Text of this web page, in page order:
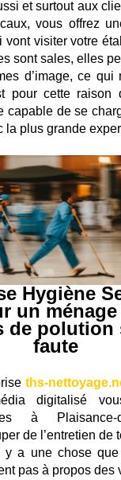
et surtout aux
vous offrez
vont visiter votre
sont sales, elles
d’image, ce qui
pour cette raison
capable de se
la plus grande
Hygiène
un
de polution
faute
ths-
digitalisé
à Plaisance-
de l’entretien de
y a une chose
pas à propos des